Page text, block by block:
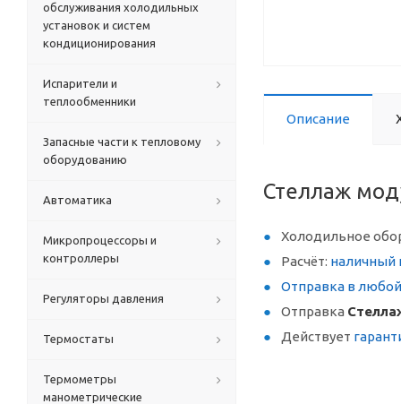
Описание
Стеллаж
Холодильное
Расчёт: наличный
Отправка в
Отправка
Действует
обслуживания холодильных
установок и систем
кондиционирования
Испарители и
теплообменники
Запасные части к тепловому
оборудованию
Автоматика
Микропроцессоры и
контроллеры
Регуляторы давления
Термостаты
Термометры
манометрические